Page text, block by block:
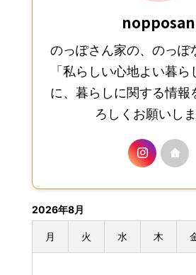
nopposan
のっぽさん家の、のっ
「私らしい心地よい暮
に、暮らしに関する情報
ろしくお願いし
2026年8月
月 火 水 木